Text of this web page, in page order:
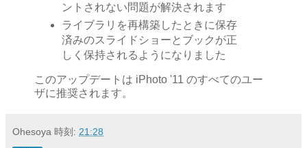
ントされない問題が解決されます
ライブラリを再構築したときに保存
済みのスライドショーとブックが正
しく保持されるようになりました
このアップデートは iPhoto '11 のすべてのユー
ザに推奨されます。
Ohesoya 時刻: 21:28